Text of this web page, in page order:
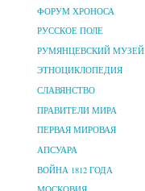
ФОРУМ ХРОНОСА
РУССКОЕ ПОЛЕ
РУМЯНЦЕВСКИЙ МУЗЕЙ
ЭТНОЦИКЛОПЕДИЯ
СЛАВЯНСТВО
ПРАВИТЕЛИ МИРА
ПЕРВАЯ МИРОВАЯ
АПСУАРА
ВОЙНА 1812 ГОДА